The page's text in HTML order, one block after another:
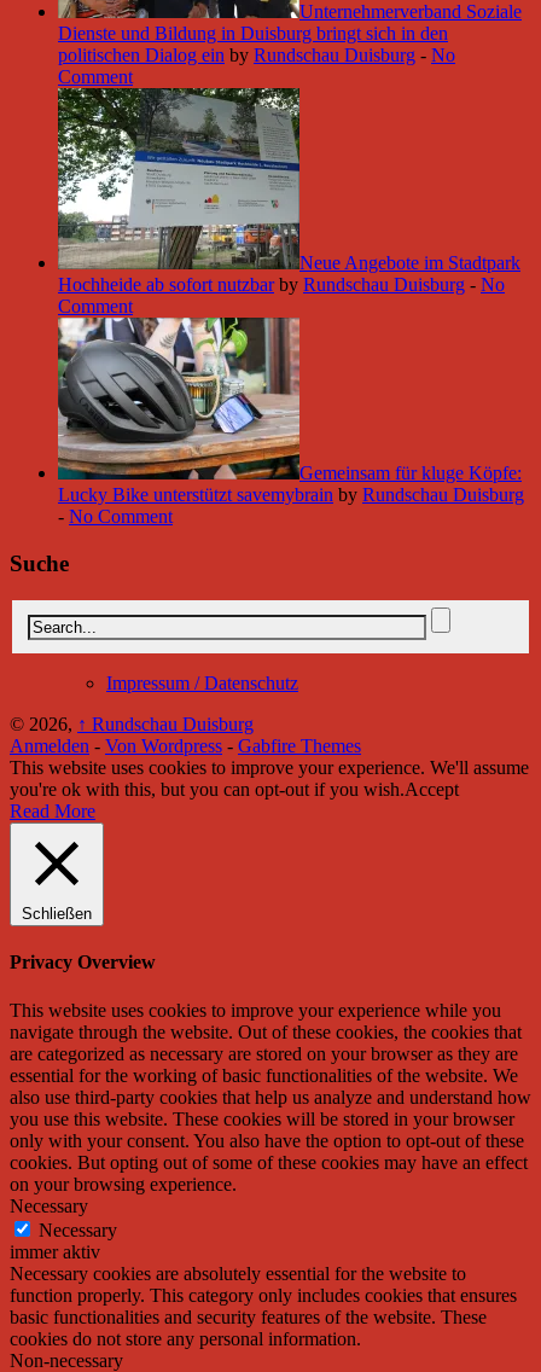
Unternehmerverband Soziale
Dienste und Bildung in Duisburg bringt sich in den
politischen Dialog ein by Rundschau Duisburg - No
Comment
Neue Angebote im Stadtpark
Hochheide ab sofort nutzbar by Rundschau Duisburg - No
Comment
Gemeinsam für kluge Köpfe:
Lucky Bike unterstützt savemybrain by Rundschau Duisburg
- No Comment
Suche
Impressum / Datenschutz
© 2026, ↑ Rundschau Duisburg
Anmelden - Von Wordpress - Gabfire Themes
This website uses cookies to improve your experience. We'll assume
you're ok with this, but you can opt-out if you wish.Accept
Read More
Schließen
Privacy Overview
This website uses cookies to improve your experience while you
navigate through the website. Out of these cookies, the cookies that
are categorized as necessary are stored on your browser as they are
essential for the working of basic functionalities of the website. We
also use third-party cookies that help us analyze and understand how
you use this website. These cookies will be stored in your browser
only with your consent. You also have the option to opt-out of these
cookies. But opting out of some of these cookies may have an effect
on your browsing experience.
Necessary
Necessary
immer aktiv
Necessary cookies are absolutely essential for the website to
function properly. This category only includes cookies that ensures
basic functionalities and security features of the website. These
cookies do not store any personal information.
Non-necessary